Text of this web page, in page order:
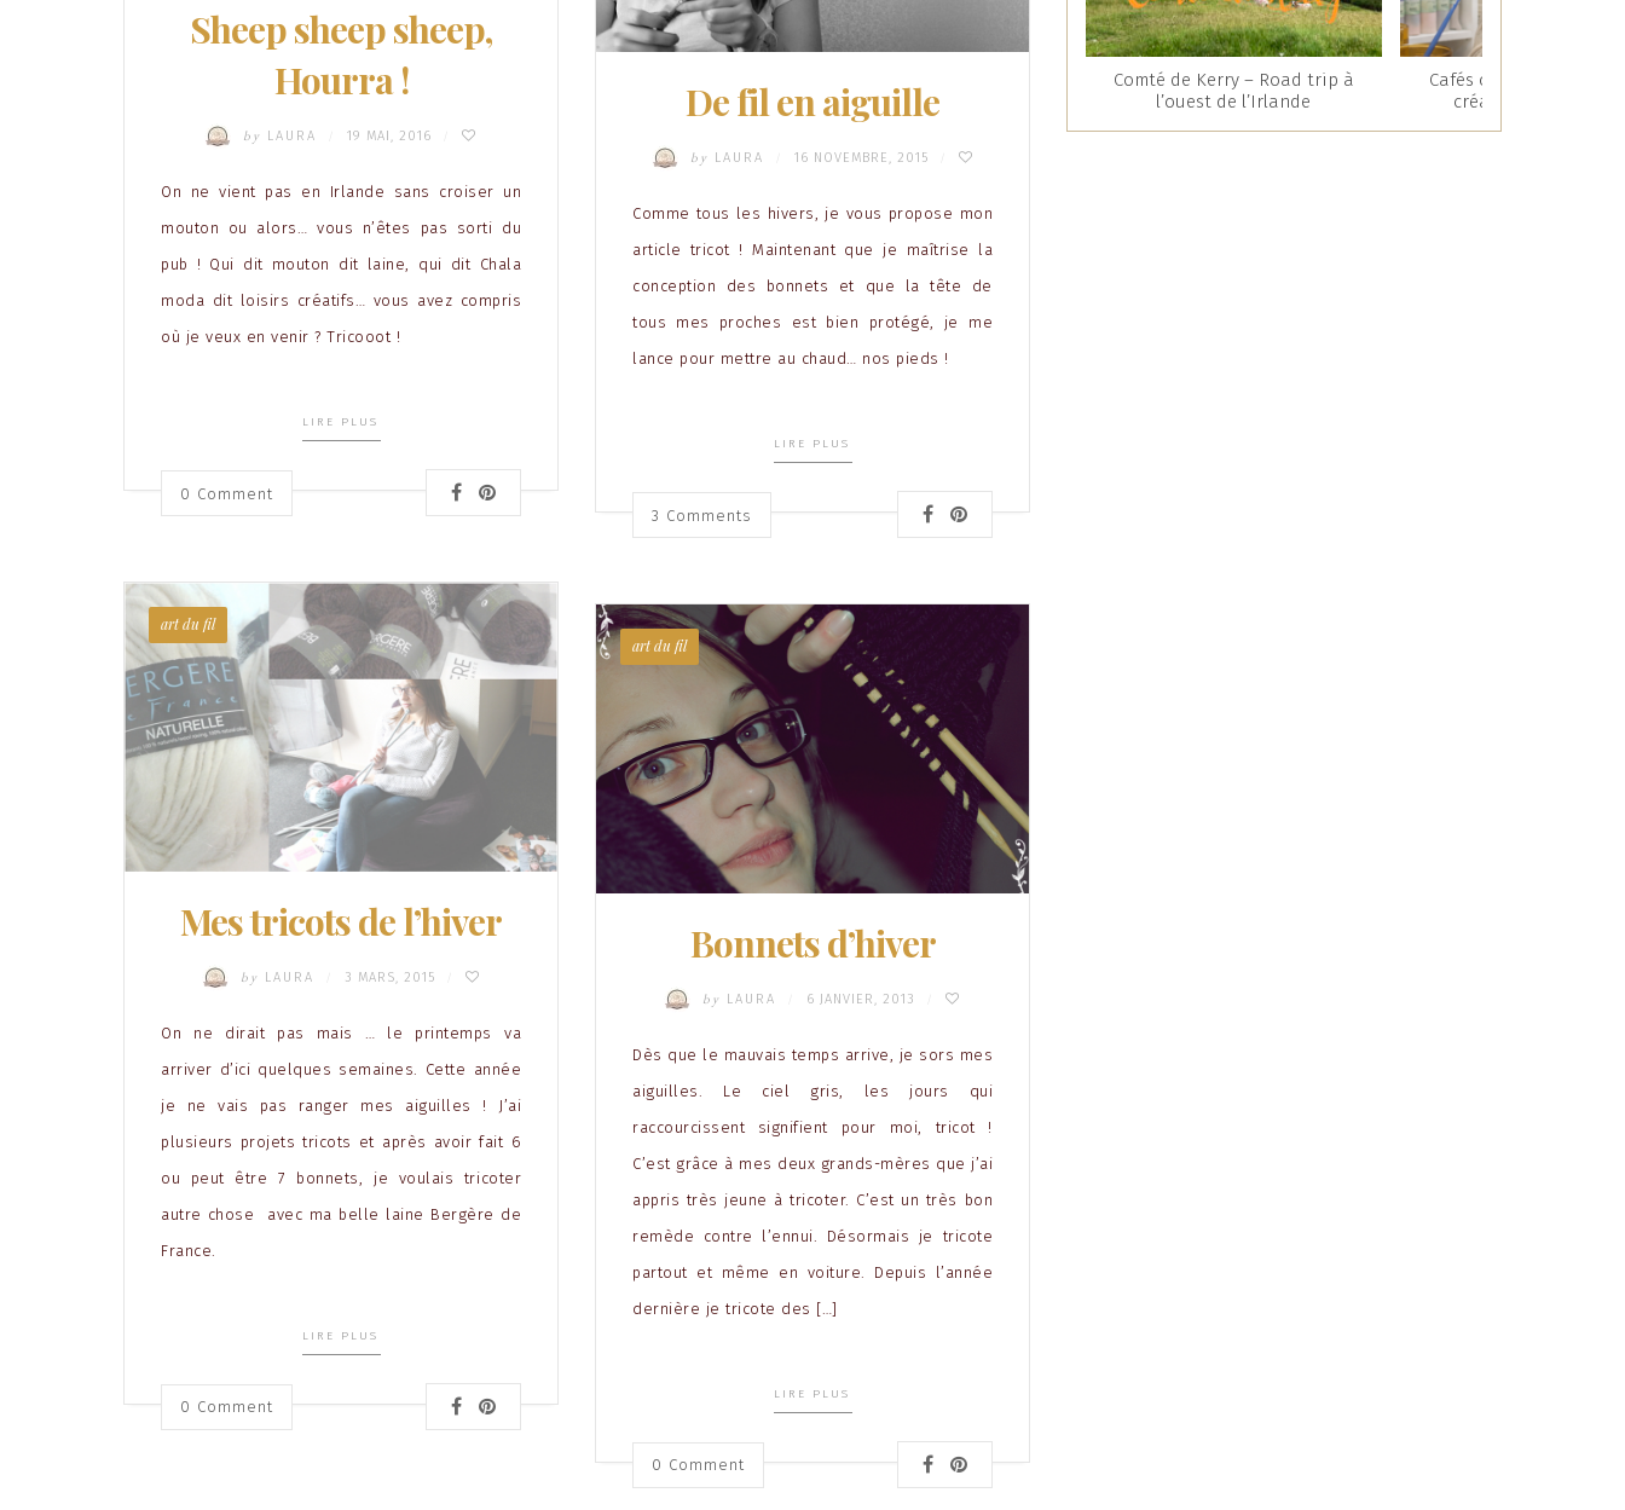
Sheep sheep sheep,
Hourra !
by LAURA 19 MAI, 2016
On ne vient pas en Irlande sans croiser un
mouton ou alors… vous n’êtes pas sorti du
pub ! Qui dit mouton dit laine, qui dit Chala
moda dit loisirs créatifs… vous avez compris
où je veux en venir ? Tricooot !
LIRE PLUS
0 Comment
De fil en aiguille
by LAURA 16 NOVEMBRE, 2015
Comme tous les hivers, je vous propose mon
article tricot ! Maintenant que je maîtrise la
conception des bonnets et que la tête de
tous mes proches est bien protégé, je me
lance pour mettre au chaud… nos pieds !
LIRE PLUS
3 Comments
art du fil
Mes tricots de l’hiver
by LAURA 3 MARS, 2015
On ne dirait pas mais … le printemps va
arriver d’ici quelques semaines. Cette année
je ne vais pas ranger mes aiguilles ! J’ai
plusieurs projets tricots et après avoir fait 6
ou peut être 7 bonnets, je voulais tricoter
autre chose avec ma belle laine Bergère de
France.
LIRE PLUS
0 Comment
art du fil
Bonnets d’hiver
by LAURA 6 JANVIER, 2013
Dès que le mauvais temps arrive, je sors mes
aiguilles. Le ciel gris, les jours qui
raccourcissent signifient pour moi, tricot !
C’est grâce à mes deux grands-mères que j’ai
appris très jeune à tricoter. C’est un très bon
remède contre l’ennui. Désormais je tricote
partout et même en voiture. Depuis l’année
dernière je tricote des […]
LIRE PLUS
0 Comment
Comté de Kerry – Road trip à
l’ouest de l’Irlande
Cafés céramique : une
créative et